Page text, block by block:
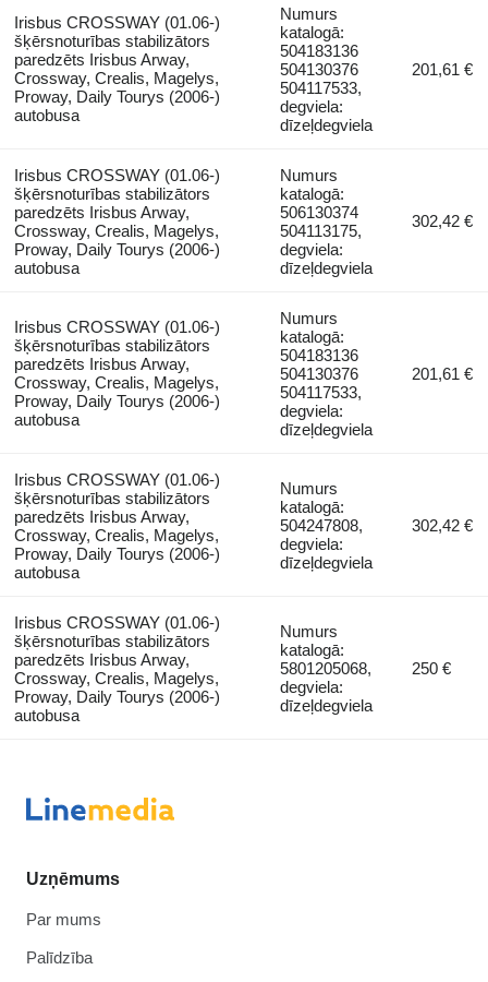
Irisbus CROSSWAY (01.06-)
šķērsnoturības stabilizātors
paredzēts Irisbus Arway,
Crossway, Crealis, Magelys,
Proway, Daily Tourys (2006-)
autobusa
Numurs
katalogā:
504183136
504130376
504117533,
degviela:
dīzeļdegviela
201,61 €
Irisbus CROSSWAY (01.06-)
šķērsnoturības stabilizātors
paredzēts Irisbus Arway,
Crossway, Crealis, Magelys,
Proway, Daily Tourys (2006-)
autobusa
Numurs
katalogā:
506130374
504113175,
degviela:
dīzeļdegviela
302,42 €
Irisbus CROSSWAY (01.06-)
šķērsnoturības stabilizātors
paredzēts Irisbus Arway,
Crossway, Crealis, Magelys,
Proway, Daily Tourys (2006-)
autobusa
Numurs
katalogā:
504183136
504130376
504117533,
degviela:
dīzeļdegviela
201,61 €
Irisbus CROSSWAY (01.06-)
šķērsnoturības stabilizātors
paredzēts Irisbus Arway,
Crossway, Crealis, Magelys,
Proway, Daily Tourys (2006-)
autobusa
Numurs
katalogā:
504247808,
degviela:
dīzeļdegviela
302,42 €
Irisbus CROSSWAY (01.06-)
šķērsnoturības stabilizātors
paredzēts Irisbus Arway,
Crossway, Crealis, Magelys,
Proway, Daily Tourys (2006-)
autobusa
Numurs
katalogā:
5801205068,
degviela:
dīzeļdegviela
250 €
Uzņēmums
Par mums
Palīdzība